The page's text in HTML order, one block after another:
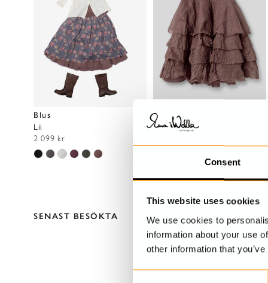
Consent
This website uses cookies
We use cookies to
information about your use
other information that
Blus
Lii
2 099 kr
Kjol
Tine
SENAST BESÖKTA